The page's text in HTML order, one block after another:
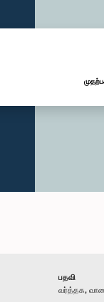
பதவி
வர்த்தக,